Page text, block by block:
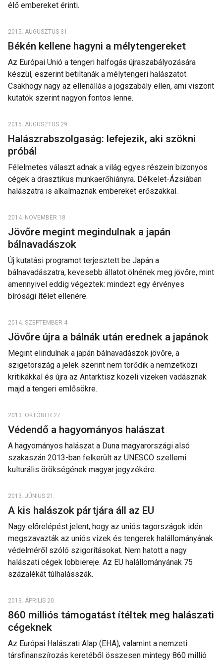
élő embereket érinti.
2015. AUGUSZTUS 31.
Békén kellene hagyni a mélytengereket
Az Európai Unió a tengeri halfogás újraszabályozására
készül, eszerint betiltanák a mélytengeri halászatot.
Csakhogy nagy az ellenállás a jogszabály ellen, ami viszont
kutatók szerint nagyon fontos lenne.
2015. AUGUSZTUS 29.
Halászrabszolgaság: lefejezik, aki szökni
próbál
Félelmetes választ adnak a világ egyes részein bizonyos
cégek a drasztikus munkaerőhiányra. Délkelet-Ázsiában
halászatra is alkalmaznak embereket erőszakkal.
2014. NOVEMBER 18.
Jövőre megint megindulnak a japán
bálnavadászok
Új kutatási programot terjesztett be Japán a
bálnavadászatra, kevesebb állatot ölnének meg jövőre, mint
amennyivel eddig végeztek: mindezt egy érvényes
bírósági ítélet ellenére.
2014. SZEPTEMBER 4.
Jövőre újra a bálnák után erednek a japánok
Megint elindulnak a japán bálnavadászok jövőre, a
szigetország a jelek szerint nem törődik a nemzetközi
kritikákkal és újra az Antarktisz közeli vizeken vadásznak
majd a tengeri emlősökre.
2013. OKTÓBER 27.
Védendő a hagyományos halászat
A hagyományos halászat a Duna magyarországi alsó
szakaszán 2013-ban felkerült az UNESCO szellemi
kulturális örökségének magyar jegyzékére.
2013. JÚNIUS 21.
A kis halászok pártjára áll az EU
Nagy előrelépést jelent, hogy az uniós tagországok idén
megszavazták az uniós vizek és tengerek halállományának
védelméről szóló szigorításokat. Nem hatott a nagy
halászati cégek lobbiereje. Az EU halállományának 75
százalékát túlhalásszák.
2013. ÁPRILIS 20.
860 milliós támogatást ítéltek meg halászati
cégeknek
Az Európai Halászati Alap (EHA), valamint a nemzeti
társfinanszírozás keretéből összesen mintegy 860 millió